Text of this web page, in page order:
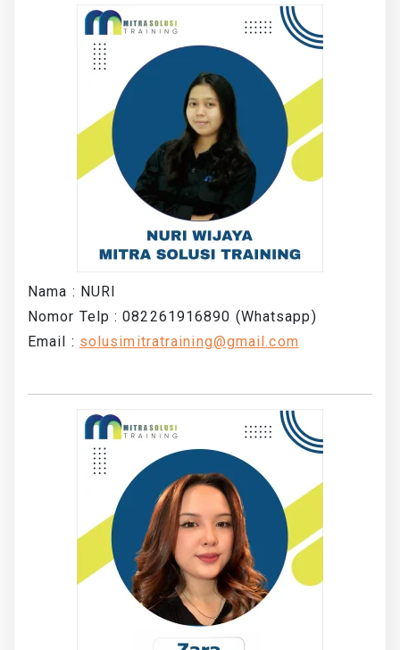
Nama : NURI
Nomor Telp : 082261916890 (Whatsapp)
Email : solusimitratraining@gmail.com